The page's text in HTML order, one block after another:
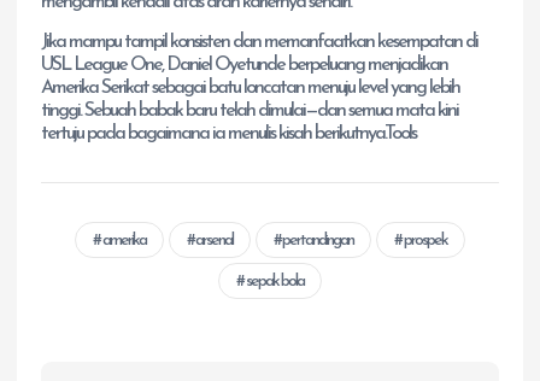
Jika mampu tampil konsisten dan memanfaatkan kesempatan di
USL League One, Daniel Oyetunde berpeluang menjadikan
Amerika Serikat sebagai batu loncatan menuju level yang lebih
tinggi. Sebuah babak baru telah dimulai—dan semua mata kini
tertuju pada bagaimana ia menulis kisah berikutnya.Tools
amerika arsenal pertandingan prospek
sepak bola